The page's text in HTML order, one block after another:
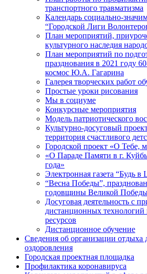
транспортного травматизма
Календарь социально-
“Городской Лиги
План мероприятий,
культурного наследия
План мероприятий по
празднования в 2021 году
космос Ю.А. Гагарина
Галерея творческих работ
Простые уроки рисования
Мы в социуме
Конкурсные мероприятия
Модель патриотического
Культурно-досуговый
территория счастливого
Городской проект «О Тебе,
«О Параде Памяти в г.
года»
Электронная газета “Будь в
“Весна Победы”,
годовщины Великой
Досуговая деятельность с
дистанционных
ресурсов
Дистанционное обучение
Сведения об организации отдыха
оздоровления
Городская проектная площадка
Профилактика коронавируса